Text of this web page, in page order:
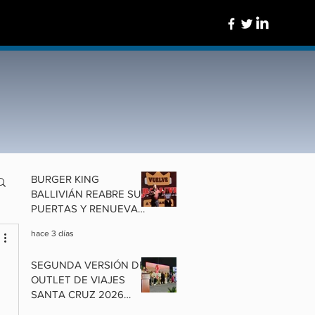
BURGER KING
BALLIVIÁN REABRE SUS
PUERTAS Y RENUEVA
COCHABAMBA
hace 3 días
SEGUNDA VERSIÓN DEL
OUTLET DE VIAJES
SANTA CRUZ 2026